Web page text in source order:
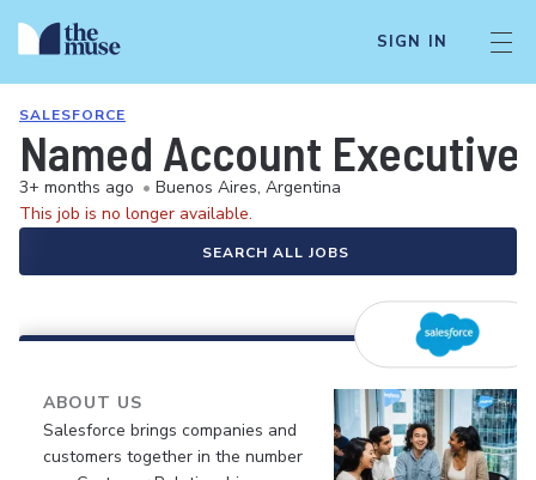
SIGN IN
SALESFORCE
Named Account Executive
3+ months ago • Buenos Aires, Argentina
This job is no longer available.
SEARCH ALL JOBS
ABOUT US
Salesforce brings companies and
customers together in the number